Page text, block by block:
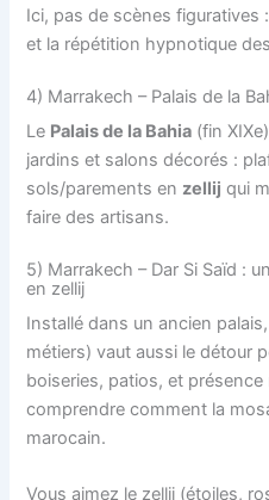
Ici, pas de scènes
et la répétition hypnotique
4) Marrakech – Palais de la
Le Palais de la Bahia (fin
jardins et salons décorés :
sols/parements en zellij qui
faire des artisans.
5) Marrakech – Dar Si Saïd :
en zellij
Installé dans un ancien palais,
métiers) vaut aussi le détour
boiseries, patios, et
comprendre comment la
marocain.
Vous aimez le zellij (étoiles,